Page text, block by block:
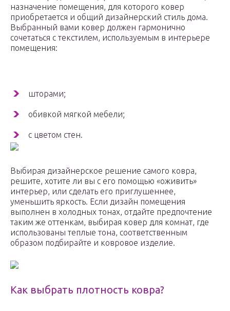
назначение помещения, для которого ковер
приобретается и общий дизайнерский стиль дома.
Выбранный вами ковер должен гармонично
сочетаться с текстилем, используемым в интерьере
помещения:
шторами;
обивкой мягкой мебели;
с цветом стен.
Выбирая дизайнерское решение самого ковра,
решите, хотите ли вы с его помощью «оживить»
интерьер, или сделать его приглушеннее,
уменьшить яркость. Если дизайн помещения
выполнен в холодных тонах, отдайте предпочтение
таким же оттенкам, выбирая ковер для комнат, где
использованы теплые тона, соответственным
образом подбирайте и ковровое изделие.
Как выбрать плотность ковра?